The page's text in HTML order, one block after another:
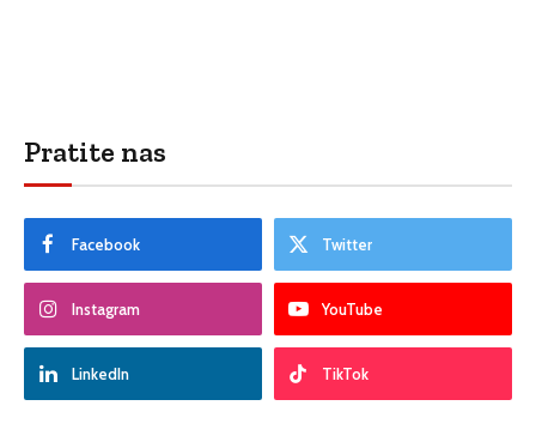
Pratite nas
Facebook Twitter
Instagram YouTube
LinkedIn TikTok